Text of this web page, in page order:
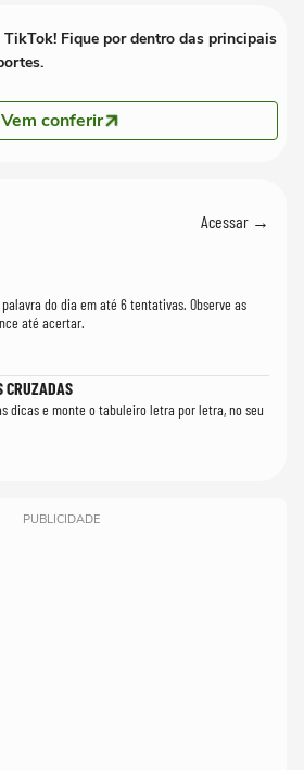
TikTok! Fique por dentro das principais
Vem conferir
Acessar →
do dia em até 6 tentativas. Observe as
até acertar.
CRUZADAS
dicas e monte o tabuleiro letra por letra, no seu
PUBLICIDADE